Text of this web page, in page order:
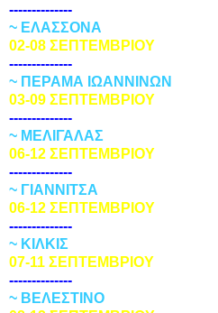
--------------
~ ΕΛΑΣΣΟΝΑ
02-08 ΣΕΠΤΕΜΒΡΙΟΥ
--------------
~ ΠΕΡΑΜΑ ΙΩΑΝΝΙΝΩΝ
03-09 ΣΕΠΤΕΜΒΡΙΟΥ
--------------
~ ΜΕΛΙΓΑΛΑΣ
06-12 ΣΕΠΤΕΜΒΡΙΟΥ
--------------
~ ΓΙΑΝΝΙΤΣΑ
06-12 ΣΕΠΤΕΜΒΡΙΟΥ
--------------
~ KΙΛΚΙΣ
07-11 ΣΕΠΤΕΜΒΡΙΟΥ
--------------
~ BΕΛΕΣΤΙΝΟ